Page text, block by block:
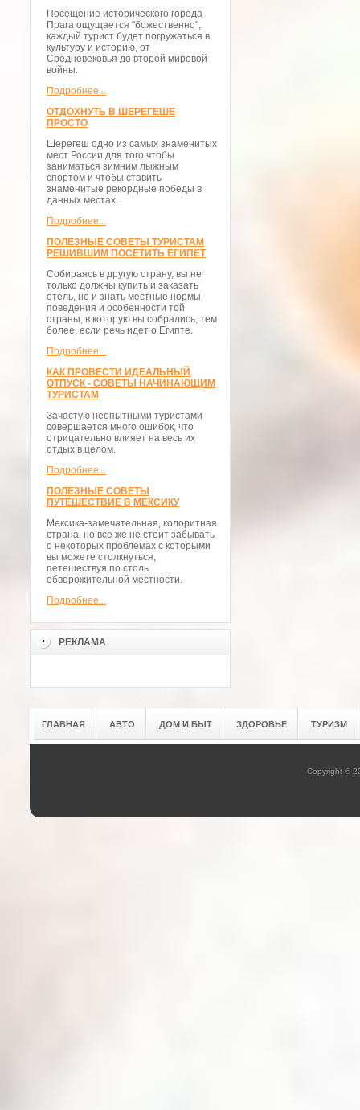
Посещение исторического города
Прага ощущается "божественно",
каждый турист будет погружаться в
культуру и историю, от
Средневековья до второй мировой
войны.
Подробнее...
ОТДОХНУТЬ В ШЕРЕГЕШЕ
ПРОСТО
Шерегеш одно из самых знаменитых
мест России для того чтобы
заниматься зимним лыжным
спортом и чтобы ставить
знаменитые рекордные победы в
данных местах.
Подробнее...
ПОЛЕЗНЫЕ СОВЕТЫ ТУРИСТАМ
РЕШИВШИМ ПОСЕТИТЬ ЕГИПЕТ
Собираясь в другую страну, вы не
только должны купить и заказать
отель, но и знать местные нормы
поведения и особенности той
страны, в которую вы собрались, тем
более, если речь идет о Египте.
Подробнее...
КАК ПРОВЕСТИ ИДЕАЛЬНЫЙ
ОТПУСК - СОВЕТЫ НАЧИНАЮЩИМ
ТУРИСТАМ
Зачастую неопытными туристами
совершается много ошибок, что
отрицательно влияет на весь их
отдых в целом.
Подробнее...
ПОЛЕЗНЫЕ СОВЕТЫ
ПУТЕШЕСТВИЕ В МЕКСИКУ
Мексика-замечательная, колоритная
страна, но все же не стоит забывать
о некоторых проблемах с которыми
вы можете столкнуться,
петешествуя по столь
обворожительной местности.
Подробнее...
РЕКЛАМА
ГЛАВНАЯ АВТО ДОМ И БЫТ ЗДОРОВЬЕ ТУРИЗМ
Copyright ©